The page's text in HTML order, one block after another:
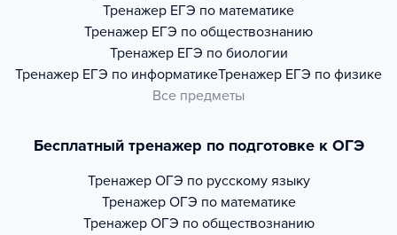
Тренажер ЕГЭ по математике
Тренажер ЕГЭ по обществознанию
Тренажер ЕГЭ по биологии
Тренажер ЕГЭ по информатикеТренажер ЕГЭ по физике
Все предметы
Бесплатный тренажер по подготовке к ОГЭ
Тренажер ОГЭ по русскому языку
Тренажер ОГЭ по математике
Тренажер ОГЭ по обществознанию